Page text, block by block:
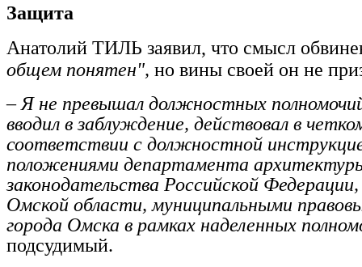
Защита
Анатолий ТИЛЬ заявил, что смысл
общем понятен", но вины своей он не
– Я не превышал должностных
вводил в заблуждение, действовал в
соответствии с должностной
положениями департамента
законодательства Российской
Омской области, муниципальными
города Омска в рамках наделенных
подсудимый.